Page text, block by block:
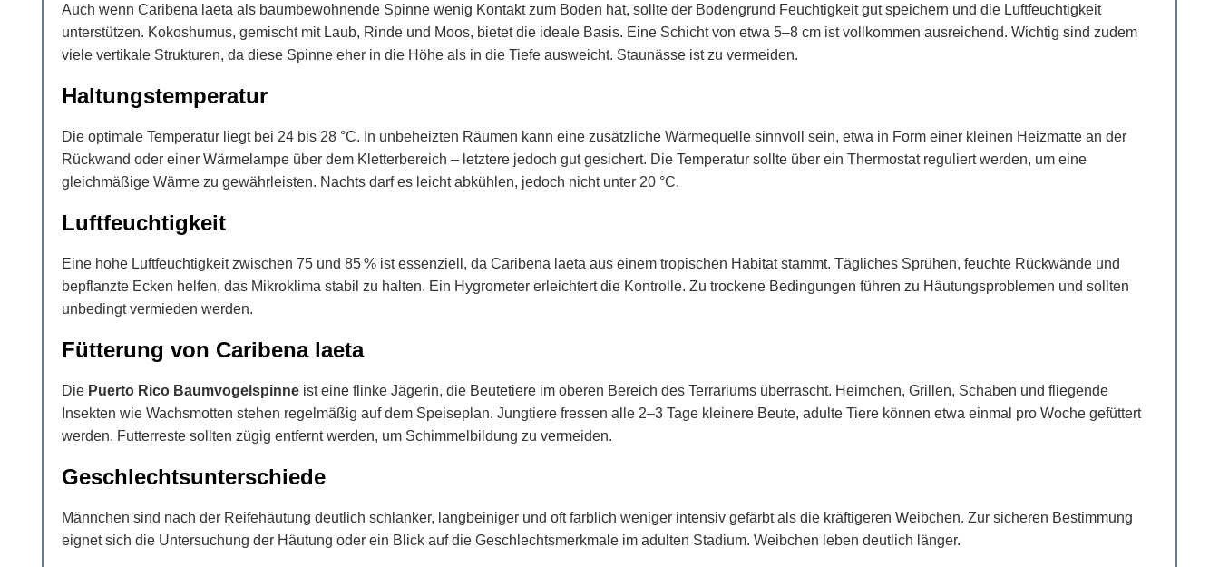
Auch wenn Caribena laeta als baumbewohnende Spinne wenig Kontakt zum Boden hat, sollte der Bodengrund Feuchtigkeit gut speichern und die Luftfeuchtigkeit
unterstützen. Kokoshumus, gemischt mit Laub, Rinde und Moos, bietet die ideale Basis. Eine Schicht von etwa 5–8 cm ist vollkommen ausreichend. Wichtig sind zudem
viele vertikale Strukturen, da diese Spinne eher in die Höhe als in die Tiefe ausweicht. Staunässe ist zu vermeiden.
Haltungstemperatur
Die optimale Temperatur liegt bei 24 bis 28 °C. In unbeheizten Räumen kann eine zusätzliche Wärmequelle sinnvoll sein, etwa in Form einer kleinen Heizmatte an der
Rückwand oder einer Wärmelampe über dem Kletterbereich – letztere jedoch gut gesichert. Die Temperatur sollte über ein Thermostat reguliert werden, um eine
gleichmäßige Wärme zu gewährleisten. Nachts darf es leicht abkühlen, jedoch nicht unter 20 °C.
Luftfeuchtigkeit
Eine hohe Luftfeuchtigkeit zwischen 75 und 85 % ist essenziell, da Caribena laeta aus einem tropischen Habitat stammt. Tägliches Sprühen, feuchte Rückwände und
bepflanzte Ecken helfen, das Mikroklima stabil zu halten. Ein Hygrometer erleichtert die Kontrolle. Zu trockene Bedingungen führen zu Häutungsproblemen und sollten
unbedingt vermieden werden.
Fütterung von Caribena laeta
Die Puerto Rico Baumvogelspinne ist eine flinke Jägerin, die Beutetiere im oberen Bereich des Terrariums überrascht. Heimchen, Grillen, Schaben und fliegende
Insekten wie Wachsmotten stehen regelmäßig auf dem Speiseplan. Jungtiere fressen alle 2–3 Tage kleinere Beute, adulte Tiere können etwa einmal pro Woche gefüttert
werden. Futterreste sollten zügig entfernt werden, um Schimmelbildung zu vermeiden.
Geschlechtsunterschiede
Männchen sind nach der Reifehäutung deutlich schlanker, langbeiniger und oft farblich weniger intensiv gefärbt als die kräftigeren Weibchen. Zur sicheren Bestimmung
eignet sich die Untersuchung der Häutung oder ein Blick auf die Geschlechtsmerkmale im adulten Stadium. Weibchen leben deutlich länger.